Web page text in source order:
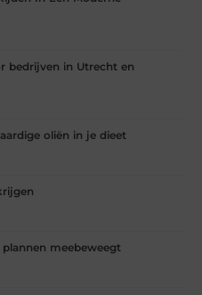
bedrijven in Utrecht en
oliën in je dieet
meebeweegt